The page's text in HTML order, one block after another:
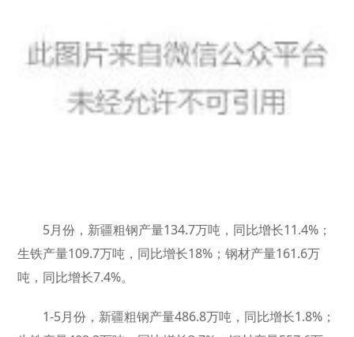
5月份，新疆粗钢产量134.7万吨，同比增长11.4%；
生铁产量109.7万吨，同比增长18%；钢材产量161.6万
吨，同比增长7.4%。
1-5月份，新疆粗钢产量486.8万吨，同比增长1.8%；